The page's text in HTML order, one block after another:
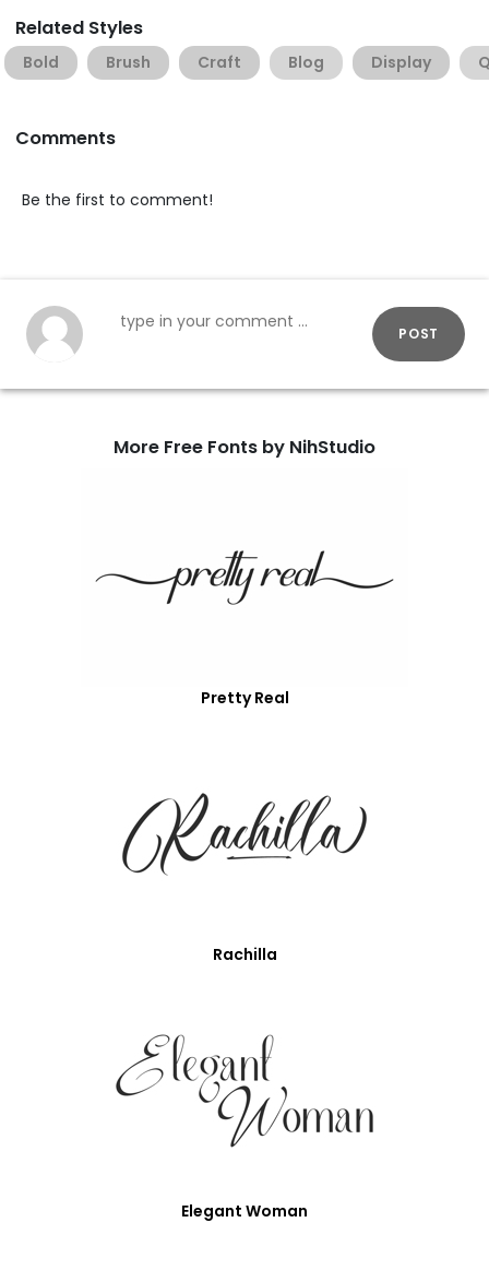
Related Styles
Bold Brush Craft Blog Display
Comments
Be the first to comment!
POST
More Free Fonts by NihStudio
Pretty Real
Rachilla
Elegant Woman